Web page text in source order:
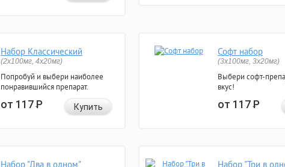
Набор Классический
(2x100мг, 4x20мг)
Попробуй и выбери наиболее
понравившийся препарат.
от 117Р Купить
Софт набор
(3x100мг, 3x20мг)
Выбери софт-
вкус!
от 117Р
Набор "Два в одном" Набор "Три в